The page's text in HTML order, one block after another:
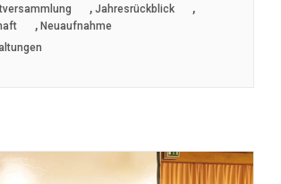
, Jahresrückblick ,
, Neuaufnahme